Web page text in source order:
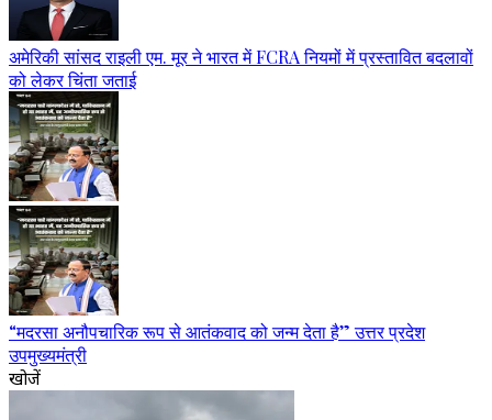
अमेरिकी सांसद राइली एम. मूर ने भारत में FCRA नियमों में प्रस्तावित बदलावों
को लेकर चिंता जताई
“मदरसा अनौपचारिक रूप से आतंकवाद को जन्म देता है” उत्तर प्रदेश
उपमुख्यमंत्री
खोजें